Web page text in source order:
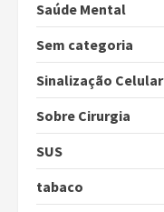
Saúde Mental
Sem categoria
Sinalização Celular
Sobre Cirurgia
SUS
tabaco